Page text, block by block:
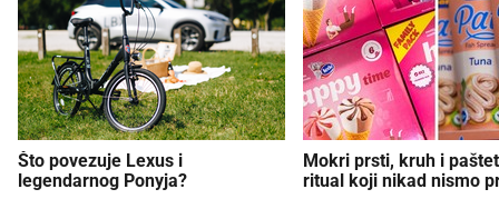
Što povezuje Lexus i
legendarnog Ponyja?
Mokri prsti, kruh i
ritual koji nikad nismo